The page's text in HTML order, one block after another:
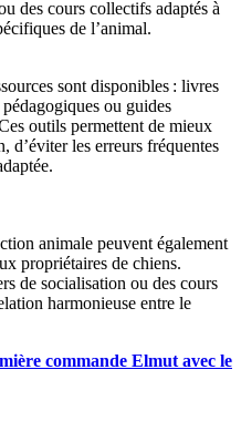
des cours collectifs adaptés à
de l’animal.
sont disponibles : livres
ou guides
outils permettent de mieux
d’éviter les erreurs fréquentes
animale peuvent également
propriétaires de chiens.
de socialisation ou des cours
harmonieuse entre le
commande Elmut avec le